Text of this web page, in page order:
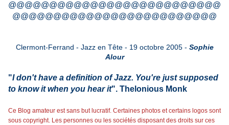
@@@@@@@@@@@@@@@@@@@@@@@@@@
@@@@@@@@@@@@@@@@@@@@@@@@@
Clermont-Ferrand - Jazz en Tête - 19 octobre 2005 - Sophie
Alour
"I don't have a definition of Jazz. You're just supposed
to know it when you hear it". Thelonious Monk
Ce Blog amateur est sans but lucratif. Certaines photos et certains logos sont
sous copyright. Les personnes ou les sociétés disposant des droits sur ces